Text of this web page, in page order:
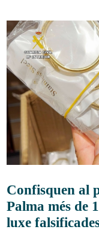
Confisquen al
Palma més de
luxe